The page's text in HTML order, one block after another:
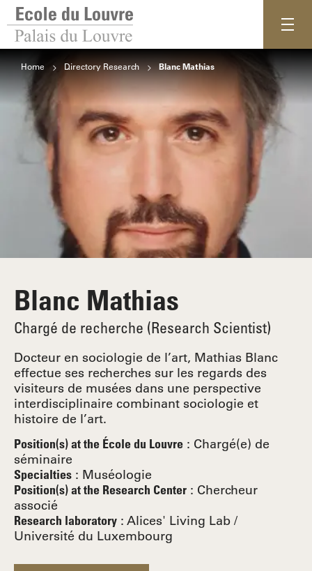
Home Directory Research Blanc Mathias
Blanc Mathias
Chargé de recherche (Research Scientist)
Docteur en sociologie de l’art, Mathias Blanc
effectue ses recherches sur les regards des
visiteurs de musées dans une perspective
interdisciplinaire combinant sociologie et
histoire de l’art.
Position(s) at the École du Louvre : Chargé(e) de
séminaire
Specialties : Muséologie
Position(s) at the Research Center : Chercheur
associé
Research laboratory : Alices' Living Lab /
Université du Luxembourg